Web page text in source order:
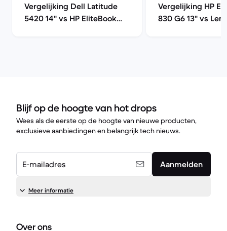
Vergelijking Dell Latitude
5420 14" vs HP EliteBook
Vergelijking HP
830 G6 13" vs
Blijf op de hoogte van hot drops
Wees als de eerste op de hoogte van nieuwe producten,
exclusieve aanbiedingen en belangrijk tech nieuws.
E-mailadres Aanmelden
Meer informatie
Over ons